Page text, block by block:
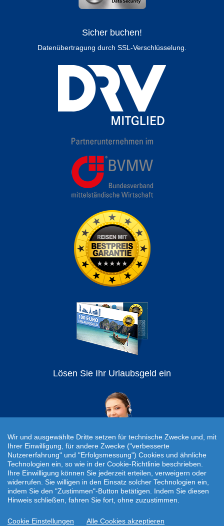
Sicher buchen!
Datenübertragung durch SSL-Verschlüsselung.
Lösen Sie Ihr Urlaubsgeld ein
Individuelle Reiseanfrage!
Travelcheck © 2026
Startseite|AGB|Kontakt|Impressum
|Datenschutz
Wir und ausgewählte Dritte setzen für technische Zwecke und, mit
Ihrer Einwilligung, für andere Zwecke ("verbesserte
Nutzererfahrung" und "Erfolgsmessung") Cookies und ähnliche
Technologien ein, so wie in der Cookie-Richtlinie beschrieben.
Ihre Einwilligung können Sie jederzeit erteilen, verweigern oder
widerrufen. Sie willigen in den Einsatz solcher Technologien ein,
indem Sie den "Zustimmen"-Button betätigen. Indem Sie diesen
Hinweis schließen, fahren Sie fort, ohne zuzustimmen.
Cookie Einstellungen Alle Cookies akzeptieren